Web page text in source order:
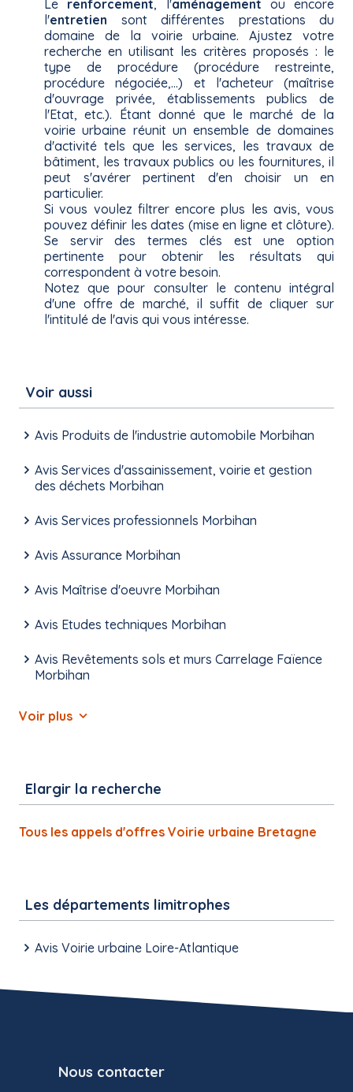
Le renforcement, l'aménagement ou encore
l'entretien sont différentes prestations du
domaine de la voirie urbaine. Ajustez votre
recherche en utilisant les critères proposés : le
type de procédure (procédure restreinte,
procédure négociée,...) et l'acheteur (maîtrise
d'ouvrage privée, établissements publics de
l'Etat, etc.). Étant donné que le marché de la
voirie urbaine réunit un ensemble de domaines
d'activité tels que les services, les travaux de
bâtiment, les travaux publics ou les fournitures, il
peut s'avérer pertinent d'en choisir un en
particulier.
Si vous voulez filtrer encore plus les avis, vous
pouvez définir les dates (mise en ligne et clôture).
Se servir des termes clés est une option
pertinente pour obtenir les résultats qui
correspondent à votre besoin.
Notez que pour consulter le contenu intégral
d'une offre de marché, il suffit de cliquer sur
l'intitulé de l'avis qui vous intéresse.
Voir aussi
Avis Produits de l'industrie automobile Morbihan
Avis Services d'assainissement, voirie et gestion
des déchets Morbihan
Avis Services professionnels Morbihan
Avis Assurance Morbihan
Avis Maîtrise d'oeuvre Morbihan
Avis Etudes techniques Morbihan
Avis Revêtements sols et murs Carrelage Faïence
Morbihan
Voir plus
Elargir la recherche
Tous les appels d'offres Voirie urbaine Bretagne
Les départements limitrophes
Avis Voirie urbaine Loire-Atlantique
Nous contacter